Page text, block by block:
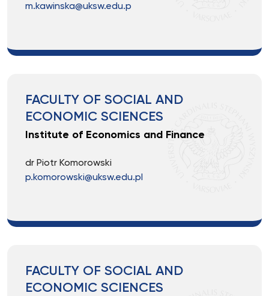
m.kawinska@uksw.edu.p
FACULTY OF SOCIAL AND
ECONOMIC SCIENCES
Institute of Economics and Finance
dr Piotr Komorowski
p.komorowski@uksw.edu.pl
FACULTY OF SOCIAL AND
ECONOMIC SCIENCES